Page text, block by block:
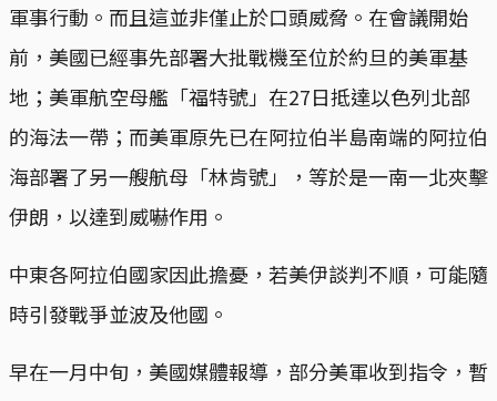
軍事行動。而且這並非僅止於口頭威脅。在會議開始
前，美國已經事先部署大批戰機至位於約旦的美軍基
地；美軍航空母艦「福特號」在27日抵達以色列北部
的海法一帶；而美軍原先已在阿拉伯半島南端的阿拉伯
海部署了另一艘航母「林肯號」，等於是一南一北夾擊
伊朗，以達到威嚇作用。
中東各阿拉伯國家因此擔憂，若美伊談判不順，可能隨
時引發戰爭並波及他國。
早在一月中旬，美國媒體報導，部分美軍收到指令，暫